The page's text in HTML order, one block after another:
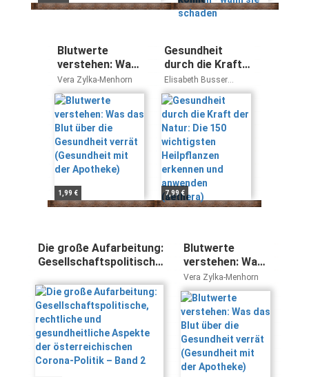
Blutwerte
verstehen: Was
das Blut über die
Gesundheit
verrät
(Gesundheit mit
der Apotheke)
Vera Zylka-Menhorn
1,99 €
Gesundheit
durch die Kraft
der Natur: Die
150 wichtigsten
Heilpflanzen
erkennen und
anwenden
(aethera)
Elisabeth Busser
Christian Busser
7,99 €
Die große Aufarbeitung:
Gesellschaftspolitische,
gesundheitliche
Aspekte der
österreichischen
Corona-Politik – Band 2
Blutwerte
verstehen: Was
das Blut über die
Gesundheit
verrät
(Gesundheit mit
der Apotheke)
Vera Zylka-Menhorn